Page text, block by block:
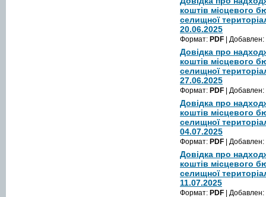
коштів місцевого
селищної
20.06.2025
Формат: PDF | Добавлен:
Довідка про
коштів місцевого
селищної
27.06.2025
Формат: PDF | Добавлен:
Довідка про
коштів місцевого
селищної
04.07.2025
Формат: PDF | Добавлен:
Довідка про
коштів місцевого
селищної
11.07.2025
Формат: PDF | Добавлен: